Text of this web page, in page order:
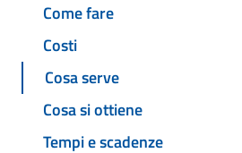
Come fare
Costi
Cosa serve
Cosa si ottiene
Tempi e scadenze